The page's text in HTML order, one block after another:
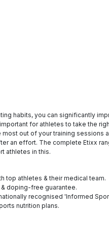
habits, you can significantly
for athletes to take the
most out of your training sessions
an effort. The complete Etixx
athletes in this.
top athletes & their medical team.
doping-free guarantee.
recognised 'Informed
nutrition plans.